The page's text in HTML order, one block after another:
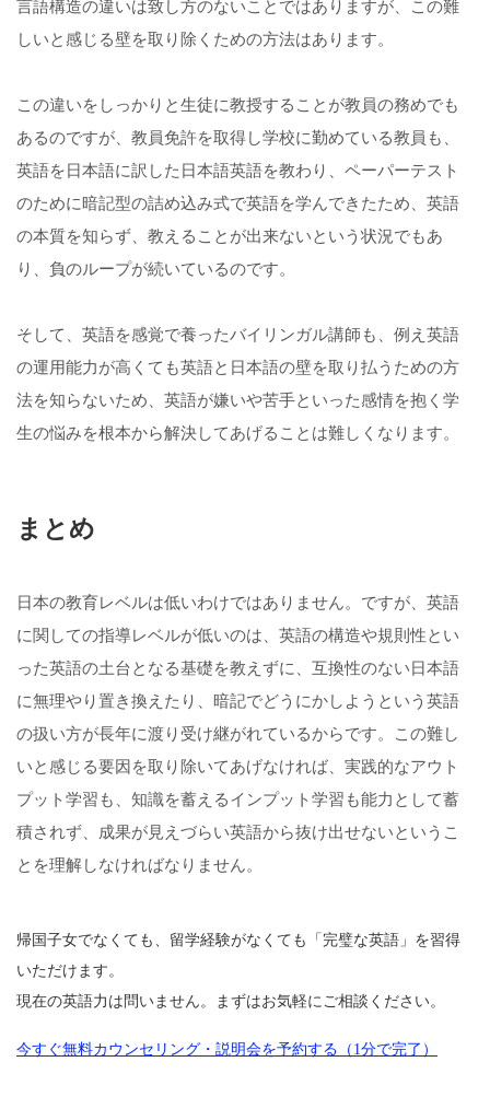
言語構造の違いは致し方のないことではありますが、この難
しいと感じる壁を取り除くための方法はあります。
この違いをしっかりと生徒に教授することが教員の務めでも
あるのですが、教員免許を取得し学校に勤めている教員も、
英語を日本語に訳した日本語英語を教わり、ペーパーテスト
のために暗記型の詰め込み式で英語を学んできたため、英語
の本質を知らず、教えることが出来ないという状況でもあ
り、負のループが続いているのです。
そして、英語を感覚で養ったバイリンガル講師も、例え英語
の運用能力が高くても英語と日本語の壁を取り払うための方
法を知らないため、英語が嫌いや苦手といった感情を抱く学
生の悩みを根本から解決してあげることは難しくなります。
まとめ
日本の教育レベルは低いわけではありません。ですが、英語
に関しての指導レベルが低いのは、英語の構造や規則性とい
った英語の土台となる基礎を教えずに、互換性のない日本語
に無理やり置き換えたり、暗記でどうにかしようという英語
の扱い方が長年に渡り受け継がれているからです。この難し
いと感じる要因を取り除いてあげなければ、実践的なアウト
プット学習も、知識を蓄えるインプット学習も能力として蓄
積されず、成果が見えづらい英語から抜け出せないというこ
とを理解しなければなりません。
帰国子女でなくても、留学経験がなくても「完璧な英語」を習得
いただけます。
現在の英語力は問いません。まずはお気軽にご相談ください。
今すぐ無料カウンセリング・説明会を予約する（1分で完了）